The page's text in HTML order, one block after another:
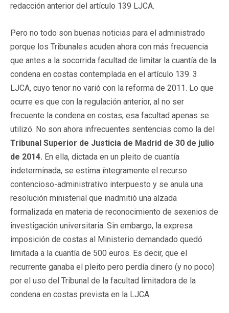
redacción anterior del artículo 139 LJCA.
Pero no todo son buenas noticias para el administrado
porque los Tribunales acuden ahora con más frecuencia
que antes a la socorrida facultad de limitar la cuantía de la
condena en costas contemplada en el artículo 139. 3
LJCA, cuyo tenor no varió con la reforma de 2011. Lo que
ocurre es que con la regulación anterior, al no ser
frecuente la condena en costas, esa facultad apenas se
utilizó. No son ahora infrecuentes sentencias como la del
Tribunal Superior de Justicia de Madrid de 30 de julio
de 2014. En ella, dictada en un pleito de cuantía
indeterminada, se estima íntegramente el recurso
contencioso-administrativo interpuesto y se anula una
resolución ministerial que inadmitió una alzada
formalizada en materia de reconocimiento de sexenios de
investigación universitaria. Sin embargo, la expresa
imposición de costas al Ministerio demandado quedó
limitada a la cuantía de 500 euros. Es decir, que el
recurrente ganaba el pleito pero perdía dinero (y no poco)
por el uso del Tribunal de la facultad limitadora de la
condena en costas prevista en la LJCA.